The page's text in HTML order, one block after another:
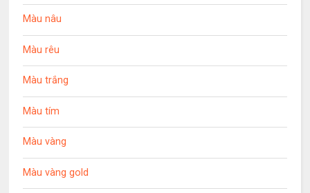
Màu nâu
Màu rêu
Màu trắng
Màu tím
Màu vàng
Màu vàng gold